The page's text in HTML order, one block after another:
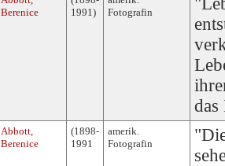
Berenice
1991)
Fotografin
das
Abbott,
Berenice
(1898-
1991
amerik.
Fotografin